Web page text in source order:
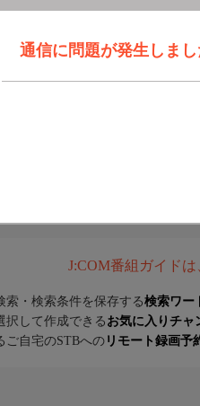
通信に問題が発生しま
J:COM番組ガイド
索・検索条件を保存する検索ワー
択して作成できるお気に入りチャ
ご自宅のSTBへの リモート録画予